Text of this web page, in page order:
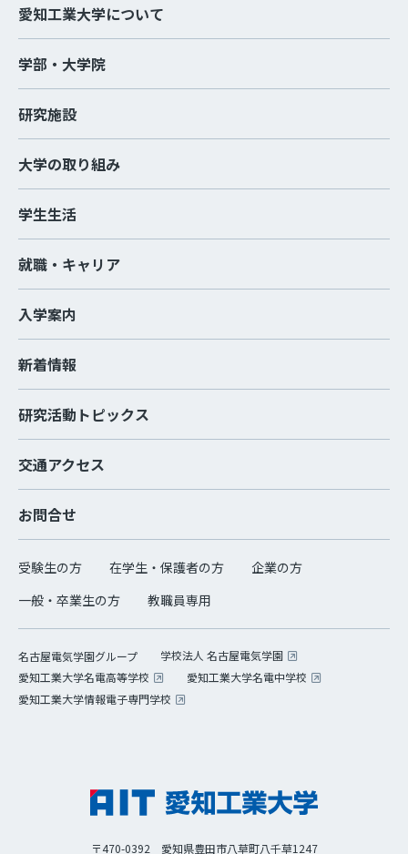
愛知工業大学について
学部・大学院
研究施設
大学の取り組み
学生生活
就職・キャリア
入学案内
新着情報
研究活動トピックス
交通アクセス
お問合せ
受験生の方 在学生・保護者の方
企業の方
一般・卒業生の方
教職員専用
名古屋電気学園グループ
学校法人 名古屋電気学園
愛知工業大学名電高等学校
愛知工業大学名電中学校
愛知工業大学情報電子専門学校
〒470-0392 愛知県豊田市八草町八千草1247